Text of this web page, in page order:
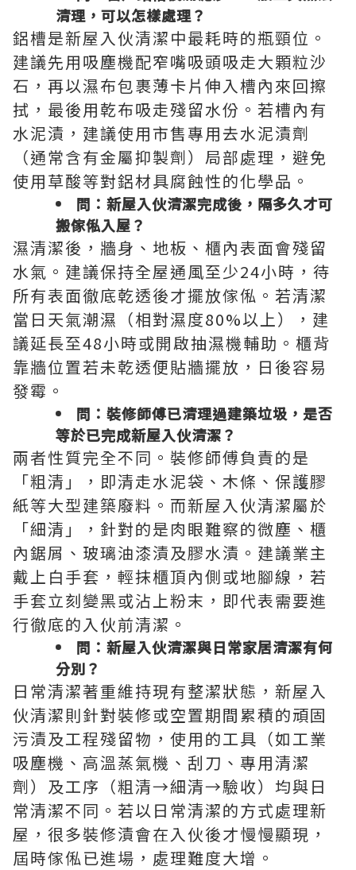
清理，可以怎樣處理？
鋁槽是新屋入伙清潔中最耗時的瓶頸位。
建議先用吸塵機配窄嘴吸頭吸走大顆粒沙
石，再以濕布包裹薄卡片伸入槽內來回擦
拭，最後用乾布吸走殘留水份。若槽內有
水泥漬，建議使用市售專用去水泥漬劑
（通常含有金屬抑製劑）局部處理，避免
使用草酸等對鋁材具腐蝕性的化學品。
問：新屋入伙清潔完成後，隔多久才可
搬傢俬入屋？
濕清潔後，牆身、地板、櫃內表面會殘留
水氣。建議保持全屋通風至少24小時，待
所有表面徹底乾透後才擺放傢俬。若清潔
當日天氣潮濕（相對濕度80%以上），建
議延長至48小時或開啟抽濕機輔助。櫃背
靠牆位置若未乾透便貼牆擺放，日後容易
發霉。
問：裝修師傅已清理過建築垃圾，是否
等於已完成新屋入伙清潔？
兩者性質完全不同。裝修師傅負責的是
「粗清」，即清走水泥袋、木條、保護膠
紙等大型建築廢料。而新屋入伙清潔屬於
「細清」，針對的是肉眼難察的微塵、櫃
內鋸屑、玻璃油漆漬及膠水漬。建議業主
戴上白手套，輕抹櫃頂內側或地腳線，若
手套立刻變黑或沾上粉末，即代表需要進
行徹底的入伙前清潔。
問：新屋入伙清潔與日常家居清潔有何
分別？
日常清潔著重維持現有整潔狀態，新屋入
伙清潔則針對裝修或空置期間累積的頑固
污漬及工程殘留物，使用的工具（如工業
吸塵機、高溫蒸氣機、刮刀、專用清潔
劑）及工序（粗清→細清→驗收）均與日
常清潔不同。若以日常清潔的方式處理新
屋，很多裝修漬會在入伙後才慢慢顯現，
屆時傢俬已進場，處理難度大增。